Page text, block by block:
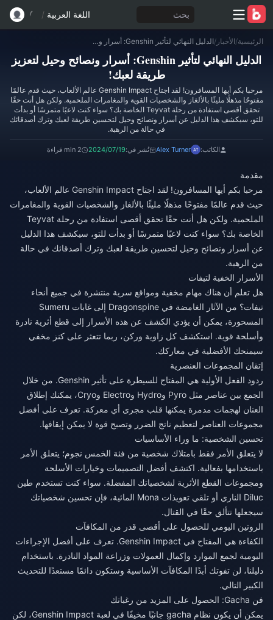
بحث اللغة العربية /
الرئيسية/الأخبار / الدليل النهائي لتأثير Genshin: أسرار ونصائح وحيل لتعزيز طريقة لعبك!
الدليل النهائي لتأثير Genshin: أسرار ونصائح وحيل لتعزيز
طريقة لعبك!
مرحبا بكم أيها المسافرون! لقد اجتاح Genshin Impact عالم الألعاب، حيث قدم عالمًا
مفتوحًا مذهلًا مليئًا بالألغاز والشخصيات القوية والمغامرات الملحمية. ولكن هل أنت حقًا
تحقق أقصى استفادة من رحلة Teyvat الخاصة بك؟ سواء كنت لاعبًا متمرسًا أو بدأت
للتو، سيكشف هذا الدليل عن أسرار ونصائح وحيل لتحسين طريقة لعبك وترك أصدقائك
في حالة من الرهبة.
الكاتب: Alex Turner نُشر في:2024/07/19 2 min قراءة
مقدمة
مرحبا بكم أيها المسافرون! لقد اجتاح Genshin Impact عالم الألعاب،
حيث قدم عالمًا مفتوحًا مذهلًا مليئًا بالألغاز والشخصيات القوية والمغامرات
الملحمية. ولكن هل أنت حقًا تحقق أقصى استفادة من رحلة Teyvat
الخاصة بك؟ سواء كنت لاعبًا متمرسًا أو بدأت للتو، سيكشف هذا الدليل
عن أسرار ونصائح وحيل لتحسين طريقة لعبك وترك أصدقائك في حالة
من الرهبة.
الأسرار الخفية لتيفات
هل تعلم أن هناك مهام مخفية ومواقع سرية منتشرة في جميع أنحاء
تيفات؟ من الآثار الغامضة في Dragonspine إلى غابات Sumeru
المسحورة، يمكن أن يؤدي الكشف عن هذه الأسرار إلى قطع أثرية نادرة
وأسلحة قوية. استكشف كل زاوية وركن، ربما تتعثر على كنز مخفي
سيمنحك الأفضلية في معاركك.
إتقان المجموعات العنصرية
ردود الفعل الأولية هي المفتاح للسيطرة على تأثير Genshin. من خلال
الجمع بين عناصر مثل Pyro وHydro وElectro وCryo، يمكنك إطلاق
العنان لهجمات مدمرة يمكنها قلب مجرى أي معركة. تعرف على أفضل
مجموعات العناصر لتعظيم ناتج الضرر وتصبح قوة لا يمكن إيقافها.
تحسين الشخصية: ما وراء الأساسيات
لا يتعلق الأمر فقط بامتلاك شخصية من فئة الخمس نجوم؛ يتعلق الأمر
باستخدامها بفعالية. اكتشف أفضل التصميمات وخيارات الأسلحة
ومجموعات القطع الأثرية لشخصياتك المفضلة. سواء كنت تستخدم طين
Diluc الناري أو تلقي تعويذات Mona المائية، فإن تحسين شخصياتك
سيجعلها تتألق حقًا في القتال.
الروتين اليومي للحصول على أقصى قدر من المكافآت
الكفاءة هي المفتاح في Genshin Impact. تعرف على أفضل الإجراءات
اليومية لجمع الموارد وإكمال العمولات وزراعة المواد النادرة. باستخدام
دليلنا، لن تفوتك أبدًا المكافآت الأساسية وستكون دائمًا مستعدًا للتحديث
الكبير التالي.
فن Gacha: الحصول على المزيد من رغباتك
يمكن أن يكون نظام gacha جانبًا مخيفًا في لعبة Genshin Impact، لكن